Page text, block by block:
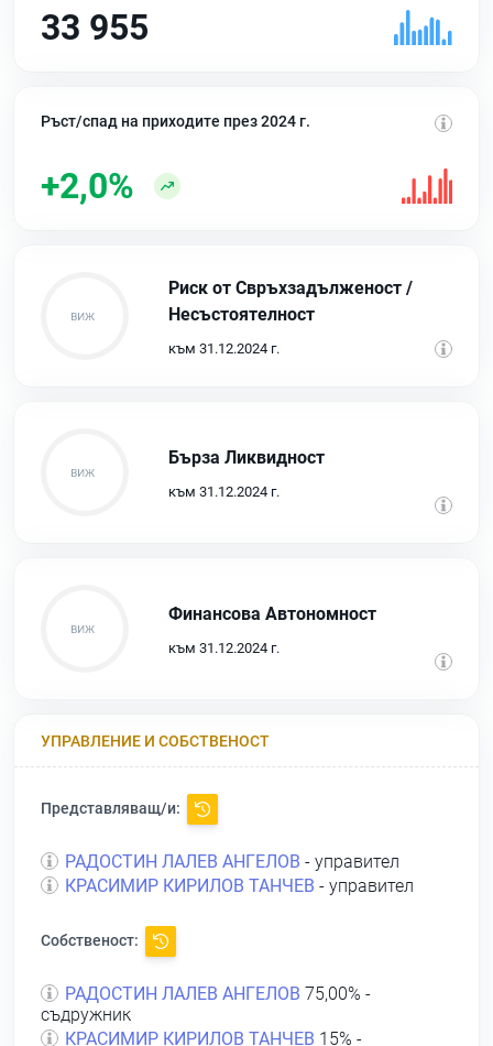
33 955
Ръст/спад на приходите през 2024 г.
+2,0%
Риск от Свръхзадълженост /
Несъстоятелност
към 31.12.2024 г.
Бърза Ликвидност
към 31.12.2024 г.
Финансова Автономност
към 31.12.2024 г.
УПРАВЛЕНИЕ И СОБСТВЕНОСТ
Представляващ/и:
РАДОСТИН ЛАЛЕВ АНГЕЛОВ - управител
КРАСИМИР КИРИЛОВ ТАНЧЕВ - управител
Собственост:
РАДОСТИН ЛАЛЕВ АНГЕЛОВ 75,00% -
съдружник
КРАСИМИР КИРИЛОВ ТАНЧЕВ 15% -